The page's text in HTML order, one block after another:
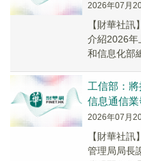
2026年07月
【財華社
介紹2026年
和信息化部
實...
工信部：
信息通信
2026年07月
【財華社
管理局局長